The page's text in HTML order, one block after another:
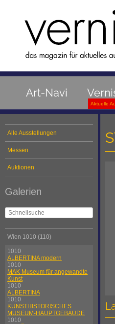
Art-Navi
Aktuelle
Alle Ausstellungen
Messen
Auktionen
Galerien
Wien 1010 (110)
1010
ALBERTINA modern
1010
MAK Museum für angewandte
Kunst
1010
ALBERTINA
1010
KUNSTHISTORISCHES
MUSEUM-HAUPTGEBÄUDE
1010